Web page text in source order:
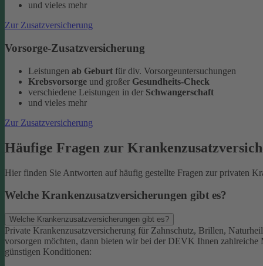
und vieles mehr
Zur Zusatzversicherung
Vorsorge-Zusatzversicherung
Leistungen ab Geburt für div. Vorsorgeuntersuchungen
Krebsvorsorge und großer Gesundheits-Check
verschiedene Leistungen in der Schwangerschaft
und vieles mehr
Zur Zusatzversicherung
Häufige Fragen zur
Hier finden Sie Antworten auf häufig gestellte Fragen zur privaten
Welche Krankenzusatzversicherungen gibt es?
Welche Krankenzusatzversicherungen gibt es?
Private Krankenzusatzversicherung für Zahnschutz, Brillen,
vorsorgen möchten, dann bieten wir bei der DEVK Ihnen zahlreiche
günstigen Konditionen: